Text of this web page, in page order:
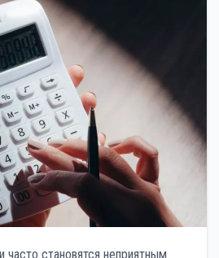
становятся неприятным